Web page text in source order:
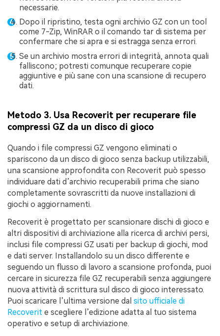
necessarie.
Dopo il ripristino, testa ogni archivio GZ con un tool
come 7-Zip, WinRAR o il comando tar di sistema per
confermare che si apra e si estragga senza errori.
Se un archivio mostra errori di integrità, annota quali
falliscono; potresti comunque recuperare copie
aggiuntive e più sane con una scansione di recupero
dati.
Metodo 3. Usa Recoverit per recuperare file
compressi GZ da un disco di gioco
Quando i file compressi GZ vengono eliminati o
spariscono da un disco di gioco senza backup utilizzabili,
una scansione approfondita con Recoverit può spesso
individuare dati d’archivio recuperabili prima che siano
completamente sovrascritti da nuove installazioni di
giochi o aggiornamenti.
Recoverit è progettato per scansionare dischi di gioco e
altri dispositivi di archiviazione alla ricerca di archivi persi,
inclusi file compressi GZ usati per backup di giochi, mod
e dati server. Installandolo su un disco differente e
seguendo un flusso di lavoro a scansione profonda, puoi
cercare in sicurezza file GZ recuperabili senza aggiungere
nuova attività di scrittura sul disco di gioco interessato.
Puoi scaricare l’ultima versione dal sito ufficiale di
Recoverit e scegliere l’edizione adatta al tuo sistema
operativo e setup di archiviazione.